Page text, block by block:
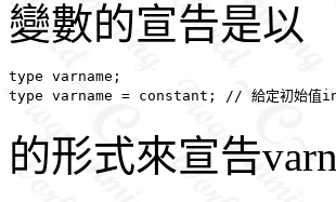
變數的宣告是以
type varname;
的形式來宣告